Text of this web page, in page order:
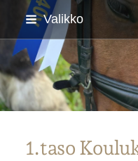
Siirry
sivun
sisältöön
Valikko
1.taso